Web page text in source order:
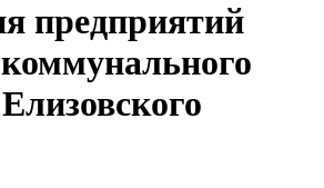
предприятий